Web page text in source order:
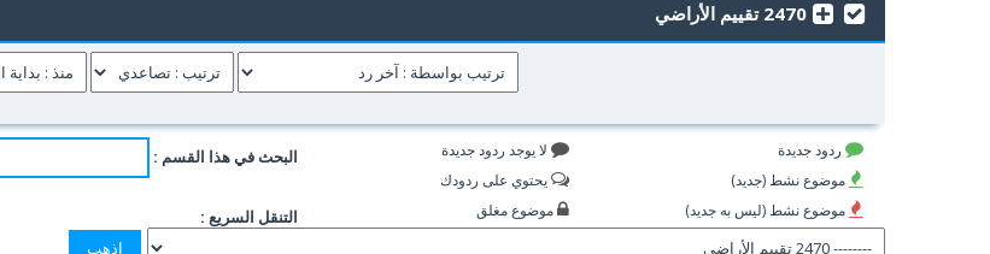
2470 تقييم الأراضي
ردود جديدة
موضوع نشط (جديد)
موضوع نشط (ليس به جديد)
لا يوجد ردود جديدة
يحتوي على ردودك
موضوع مغلق
البحث في هذا القسم :
التنقل السريع :